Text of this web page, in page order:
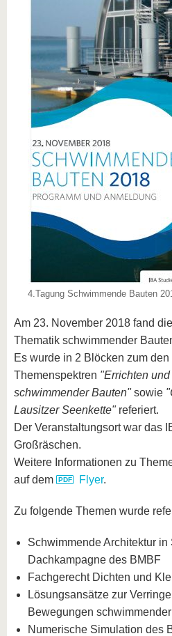
4.Tagung Schwimmende Bauten
Am 23. November 2018 fand
Thematik schwimmender
Es wurde in 2 Blöcken zum den
Themenspektren "Errichten
schwimmender Bauten"sowie
Lausitzer Seenkette" referiert.
Der Veranstaltungsort war das
Großräschen.
Weitere Informationen zu
auf dem
Flyer.
Zu folgende Themen wurde
Schwimmende Architektur
Dachkampagne des BMBF
Fachgerecht Dichten und
Lösungsansätze zur
Bewegungen
Numerische Simulation des